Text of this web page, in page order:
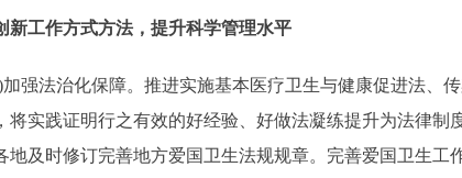
新工作方式方法，提升科学管理水平
法治化保障。推进实施基本医疗卫生与健康促进法、传
将实践证明行之有效的好经验、好做法凝练提升为法律
地及时修订完善地方爱国卫生法规规章。完善爱国卫生工